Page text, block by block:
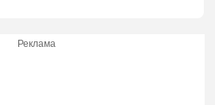
Реклама